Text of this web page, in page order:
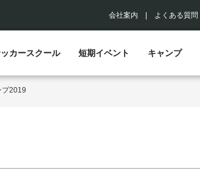
会社案内 よくある質問
カースクール 短期イベント キャンプ
プ2019